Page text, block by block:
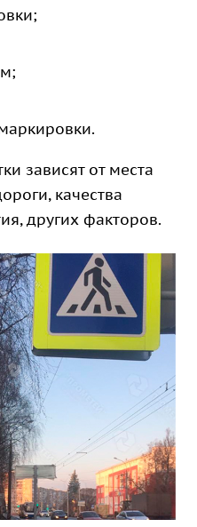
зависят от места
качества
других факторов.